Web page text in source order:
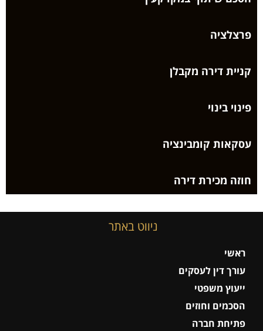
פרצלציה
קניית דירה מקבלן
פינוי בינוי
עסקאות קומבינציה
חוזה מכירת דירה
ניווט באתר
ראשי
עורך דין לעסקים
ייעוץ משפטי
הסכמים וחוזים
פתיחת חברה